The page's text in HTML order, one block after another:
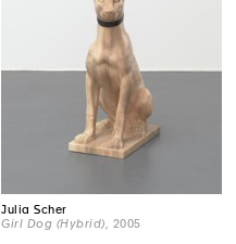
Julia Scher
Girl Dog (Hybrid) , 2005